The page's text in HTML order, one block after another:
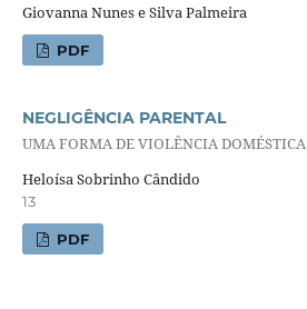
Giovanna Nunes e Silva Palmeira
PDF
NEGLIGÊNCIA PARENTAL
UMA FORMA DE VIOLÊNCIA DOMÉSTICA
Heloísa Sobrinho Cândido
13
PDF